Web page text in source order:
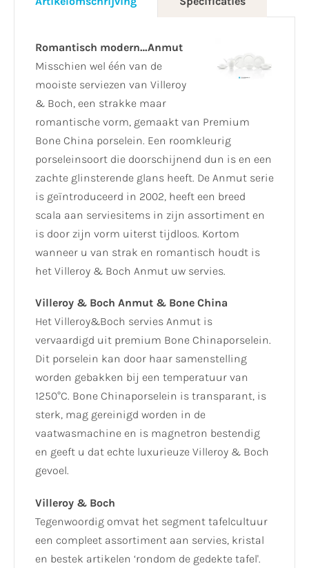
Romantisch modern…Anmut
Misschien wel één van de
mooiste serviezen van Villeroy
& Boch, een strakke maar
romantische vorm, gemaakt van Premium
Bone China porselein. Een roomkleurig
porseleinsoort die doorschijnend dun is en een
zachte glinsterende glans heeft. De Anmut serie
is geïntroduceerd in 2002, heeft een breed
scala aan serviesitems in zijn assortiment en
is door zijn vorm uiterst tijdloos. Kortom
wanneer u van strak en romantisch houdt is
het Villeroy & Boch Anmut uw servies.
Villeroy & Boch Anmut & Bone China
Het Villeroy&Boch servies Anmut is
vervaardigd uit premium Bone Chinaporselein.
Dit porselein kan door haar samenstelling
worden gebakken bij een temperatuur van
1250°C. Bone Chinaporselein is transparant, is
sterk, mag gereinigd worden in de
vaatwasmachine en is magnetron bestendig
en geeft u dat echte luxurieuze Villeroy & Boch
gevoel.
Villeroy & Boch
Tegenwoordig omvat het segment tafelcultuur
een compleet assortiment aan servies, kristal
en bestek artikelen ‘rondom de gedekte tafel'.